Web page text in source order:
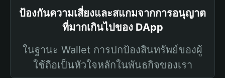
ป้องกันความเสี่ยงและสแกมจากการอนุญาต
ที่มากเกินไปของ DApp
ในฐานะ Wallet การปกป้องสินทรัพย์ของผู้
ใช้ถือเป็นหัวใจหลักในพันธกิจของเรา